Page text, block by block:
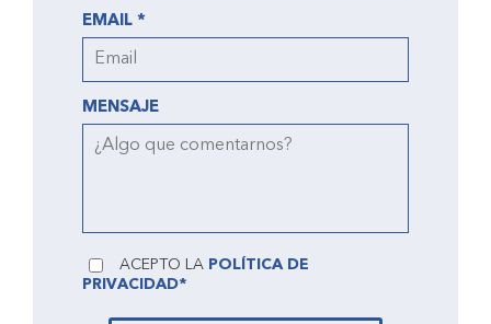
EMAIL *
MENSAJE
ACEPTO LA POLÍTICA DE
PRIVACIDAD*